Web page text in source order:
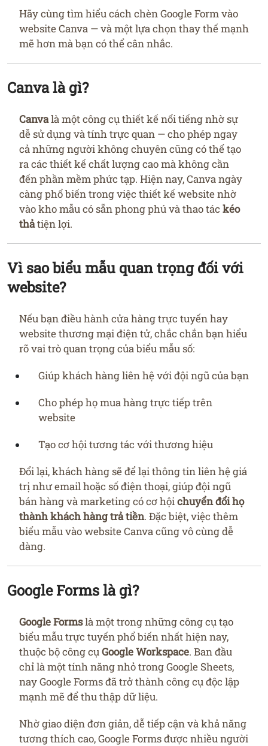
Hãy cùng tìm hiểu cách chèn Google Form vào
website Canva — và một lựa chọn thay thế mạnh
mẽ hơn mà bạn có thể cân nhắc.
Canva là gì?
Canvalà một công cụ thiết kế nổi tiếng nhờ sự
dễ sử dụng và tính trực quan — cho phép ngay
cả những người không chuyên cũng có thể tạo
ra các thiết kế chất lượng cao mà không cần
đến phần mềm phức tạp. Hiện nay, Canva ngày
càng phổ biến trong việc thiết kế website nhờ
vào kho mẫu có sẵn phong phú và thao tác kéo
thảtiện lợi.
Vì sao biểu mẫu quan trọng đối với
website?
Nếu bạn điều hành cửa hàng trực tuyến hay
website thương mại điện tử, chắc chắn bạn hiểu
rõ vai trò quan trọng của biểu mẫu số:
Giúp khách hàng liên hệ với đội ngũ của bạn
Cho phép họ mua hàng trực tiếp trên
website
Tạo cơ hội tương tác với thương hiệu
Đổi lại, khách hàng sẽ để lại thông tin liên hệ giá
trị như email hoặc số điện thoại, giúp đội ngũ
bán hàng và marketing có cơ hộichuyển đổi họ
thành khách hàng trả tiền. Đặc biệt, việc thêm
biểu mẫu vào website Canva cũng vô cùng dễ
dàng.
Google Forms là gì?
Google Formslà một trong những công cụ tạo
biểu mẫu trực tuyến phổ biến nhất hiện nay,
thuộc bộ công cụGoogle Workspace. Ban đầu
chỉ là một tính năng nhỏ trong Google Sheets,
nay Google Forms đã trở thành công cụ độc lập
mạnh mẽ để thu thập dữ liệu.
Nhờ giao diện đơn giản, dễ tiếp cận và khả năng
tương thích cao, Google Forms được nhiều người